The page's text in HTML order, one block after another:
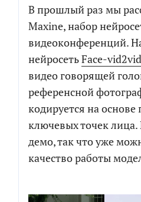
В прошлый раз мы
Maxine, набор
видеоконференций.
нейросетьFace-vid2vid
видео говорящей
референсной
кодируется на основе
ключевых точек лица.
демо, так что уже
качество работы